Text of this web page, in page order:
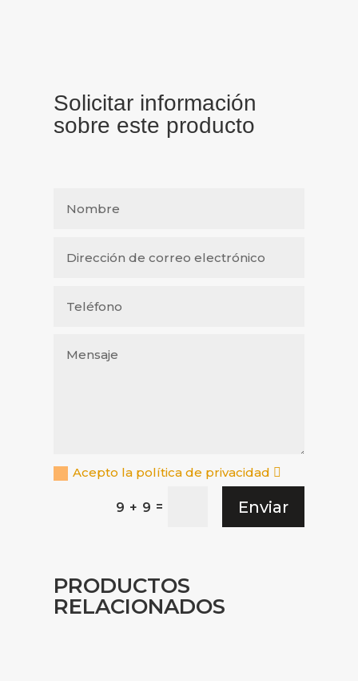
Solicitar información
sobre este producto
Acepto la política de privacidad
9 + 9 = Enviar
PRODUCTOS
RELACIONADOS